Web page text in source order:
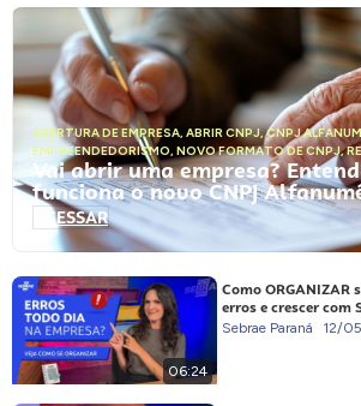
ABERTURA DE EMPRESA, ABRIR CNPJ,CNPJ
EMPREENDEDORISMO, NOVO FORMATO DE CNPJ,
Vai abrir uma empresa?
funciona o novo CNPJ
ACESSAR
06:24
Como ORGANIZAR
erros e crescer com
Sebrae Paraná 12/